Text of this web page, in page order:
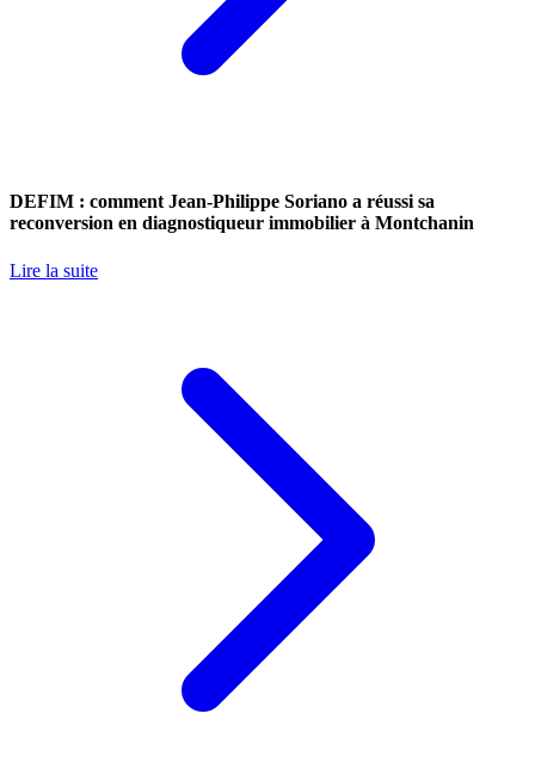
DEFIM : comment Jean-Philippe Soriano a réussi sa
reconversion en diagnostiqueur immobilier à Montchanin
Lire la suite